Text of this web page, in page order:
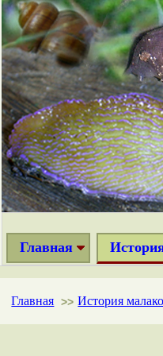
Главная
Главная >> История